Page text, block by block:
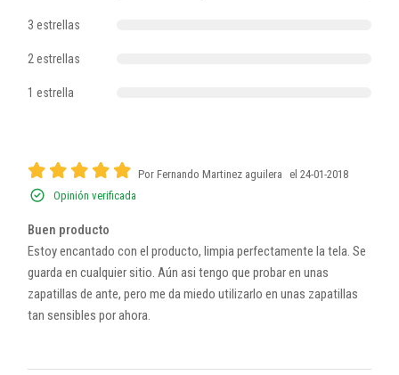
3 estrellas
2 estrellas
1 estrella
Por Fernando Martinez aguilera el 24-01-2018
Opinión verificada
Buen producto
Estoy encantado con el producto, limpia perfectamente la tela. Se
guarda en cualquier sitio. Aún asi tengo que probar en unas
zapatillas de ante, pero me da miedo utilizarlo en unas zapatillas
tan sensibles por ahora.